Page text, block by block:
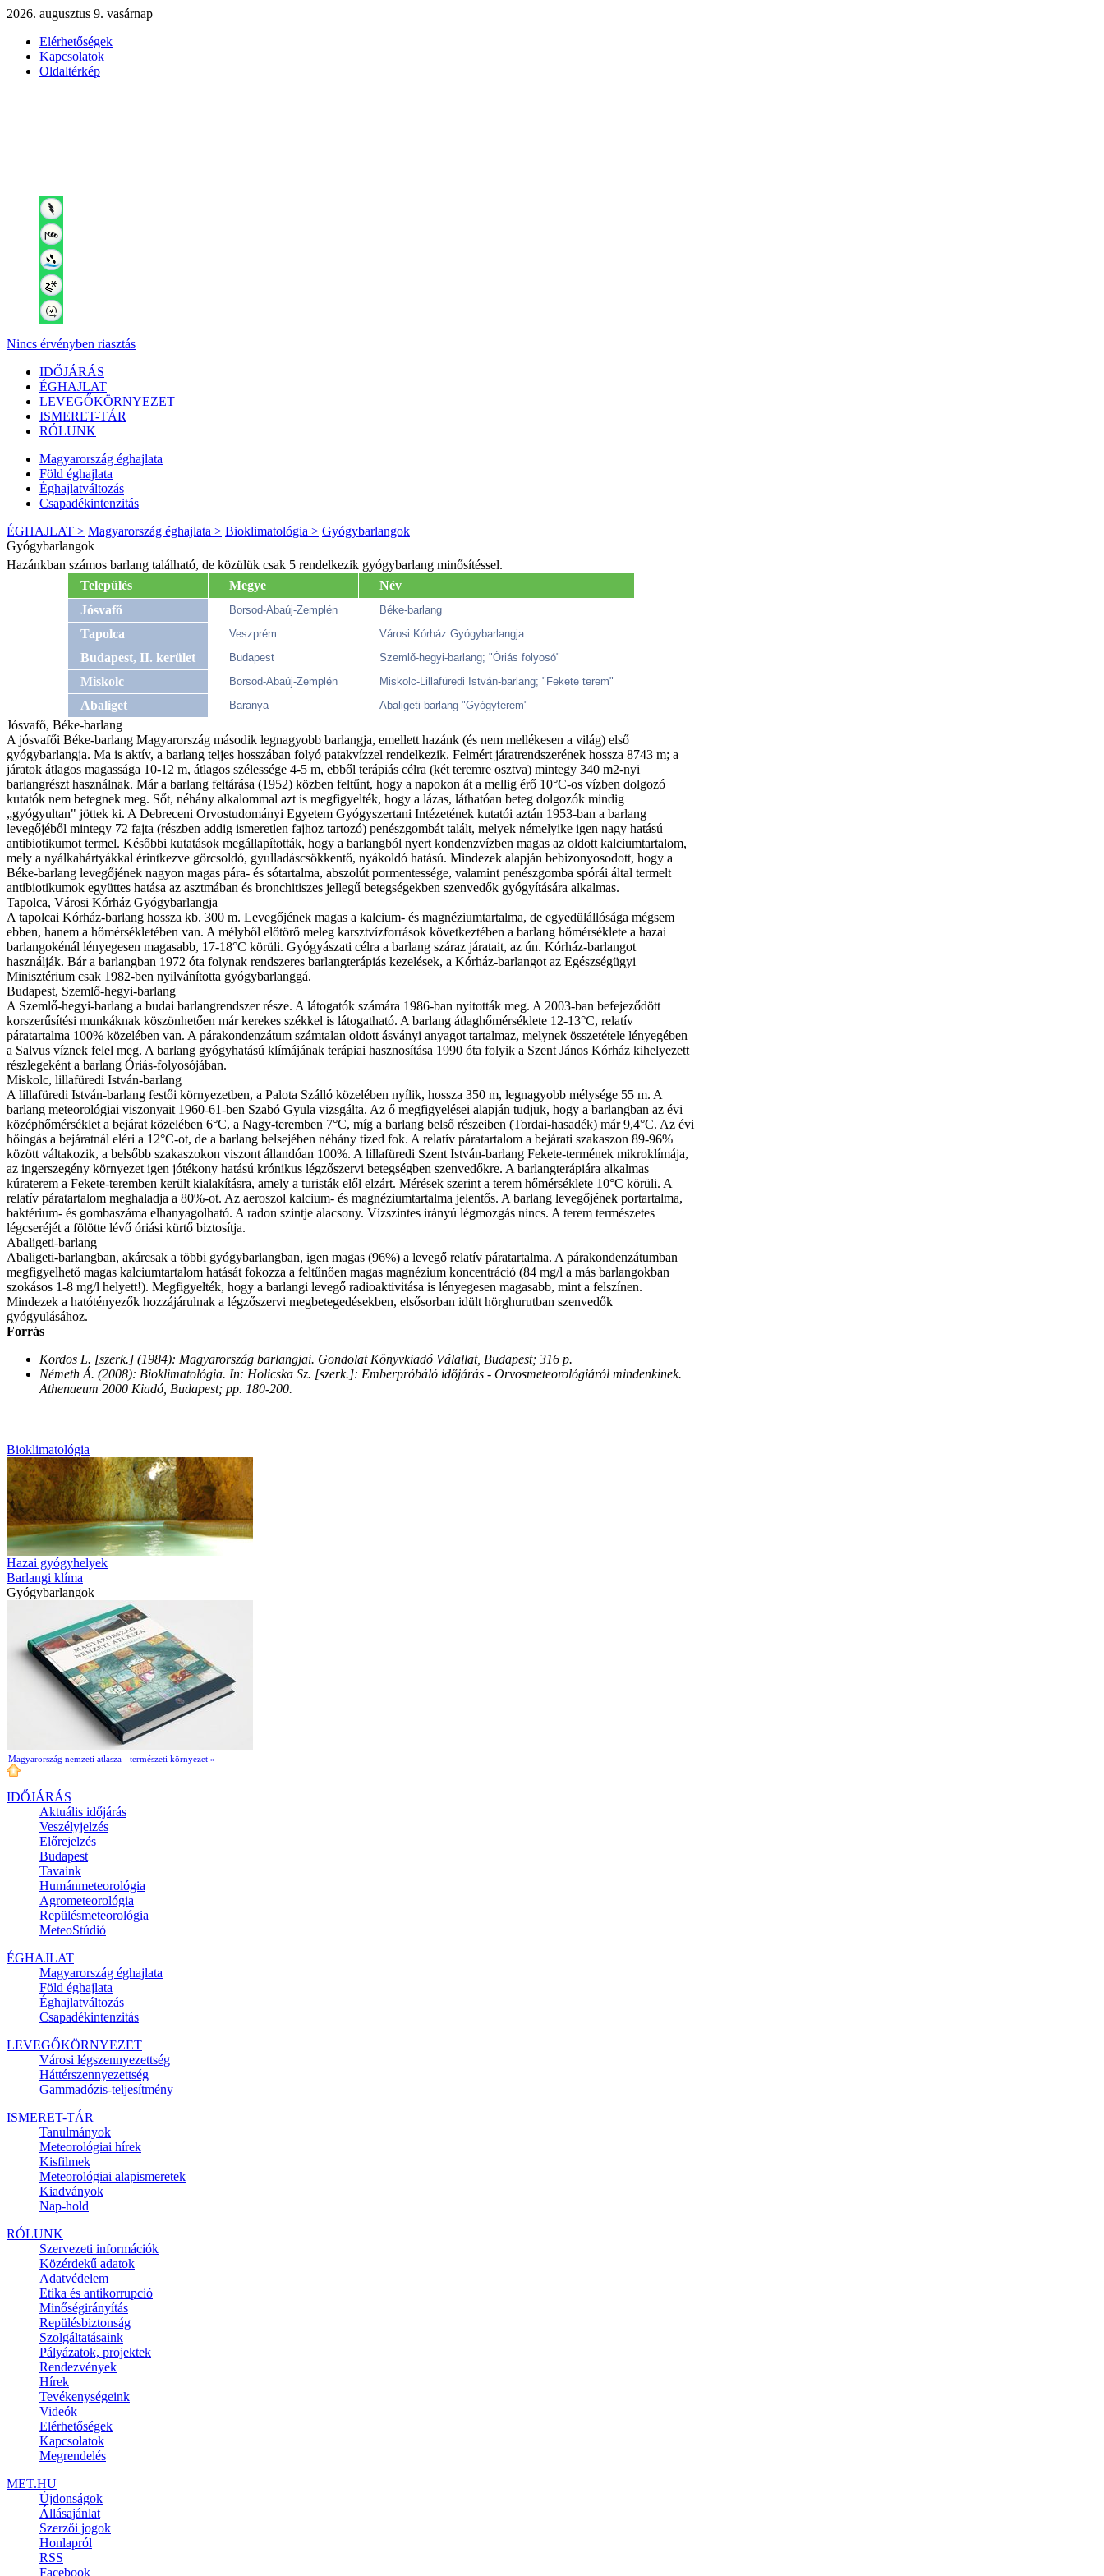
2026. augusztus 9. vasárnap
Elérhetőségek
Kapcsolatok
Oldaltérkép
Nincs érvényben riasztás
IDŐJÁRÁS
ÉGHAJLAT
LEVEGŐKÖRNYEZET
ISMERET-TÁR
RÓLUNK
Magyarország éghajlata
Föld éghajlata
Éghajlatváltozás
Csapadékintenzitás
ÉGHAJLAT > Magyarország éghajlata > Bioklimatológia > Gyógybarlangok
Gyógybarlangok
Hazánkban számos barlang található, de közülük csak 5 rendelkezik gyógybarlang minősítéssel.
Település
Megye
Név
Jósvafő
Borsod-Abaúj-Zemplén Béke-barlang
Tapolca Veszprém Városi Kórház Gyógybarlangja
Budapest, II. kerület Budapest Szemlő-hegyi-barlang; "Óriás folyosó"
Miskolc Borsod-Abaúj-Zemplén Miskolc-Lillafüredi István-barlang; "Fekete terem"
Abaliget Baranya Abaligeti-barlang "Gyógyterem"
Jósvafő, Béke-barlang
A jósvafői Béke-barlang Magyarország második legnagyobb barlangja, emellett hazánk (és nem mellékesen a világ) első
gyógybarlangja. Ma is aktív, a barlang teljes hosszában folyó patakvízzel rendelkezik. Felmért járatrendszerének hossza 8743 m; a
járatok átlagos magassága 10-12 m, átlagos szélessége 4-5 m, ebből terápiás célra (két teremre osztva) mintegy 340 m2-nyi
barlangrészt használnak. Már a barlang feltárása (1952) közben feltűnt, hogy a napokon át a mellig érő 10°C-os vízben dolgozó
kutatók nem betegnek meg. Sőt, néhány alkalommal azt is megfigyelték, hogy a lázas, láthatóan beteg dolgozók mindig
„gyógyultan" jöttek ki. A Debreceni Orvostudományi Egyetem Gyógyszertani Intézetének kutatói aztán 1953-ban a barlang
levegőjéből mintegy 72 fajta (részben addig ismeretlen fajhoz tartozó) penészgombát talált, melyek némelyike igen nagy hatású
antibiotikumot termel. Későbbi kutatások megállapították, hogy a barlangból nyert kondenzvízben magas az oldott kalciumtartalom,
mely a nyálkahártyákkal érintkezve görcsoldó, gyulladáscsökkentő, nyákoldó hatású. Mindezek alapján bebizonyosodott, hogy a
Béke-barlang levegőjének nagyon magas pára- és sótartalma, abszolút pormentessége, valamint penészgomba spórái által termelt
antibiotikumok együttes hatása az asztmában és bronchitiszes jellegű betegségekben szenvedők gyógyítására alkalmas.
Tapolca, Városi Kórház Gyógybarlangja
A tapolcai Kórház-barlang hossza kb. 300 m. Levegőjének magas a kalcium- és magnéziumtartalma, de egyedülállósága mégsem
ebben, hanem a hőmérsékletében van. A mélyből előtörő meleg karsztvízforrások következtében a barlang hőmérséklete a hazai
barlangokénál lényegesen magasabb, 17-18°C körüli. Gyógyászati célra a barlang száraz járatait, az ún. Kórház-barlangot
használják. Bár a barlangban 1972 óta folynak rendszeres barlangterápiás kezelések, a Kórház-barlangot az Egészségügyi
Minisztérium csak 1982-ben nyilvánította gyógybarlanggá.
Budapest, Szemlő-hegyi-barlang
A Szemlő-hegyi-barlang a budai barlangrendszer része. A látogatók számára 1986-ban nyitották meg. A 2003-ban befejeződött
korszerűsítési munkáknak köszönhetően már kerekes székkel is látogatható. A barlang átlaghőmérséklete 12-13°C, relatív
páratartalma 100% közelében van. A párakondenzátum számtalan oldott ásványi anyagot tartalmaz, melynek összetétele lényegében
a Salvus víznek felel meg. A barlang gyógyhatású klímájának terápiai hasznosítása 1990 óta folyik a Szent János Kórház kihelyezett
részlegeként a barlang Óriás-folyosójában.
Miskolc, lillafüredi István-barlang
A lillafüredi István-barlang festői környezetben, a Palota Szálló közelében nyílik, hossza 350 m, legnagyobb mélysége 55 m. A
barlang meteorológiai viszonyait 1960-61-ben Szabó Gyula vizsgálta. Az ő megfigyelései alapján tudjuk, hogy a barlangban az évi
középhőmérséklet a bejárat közelében 6°C, a Nagy-teremben 7°C, míg a barlang belső részeiben (Tordai-hasadék) már 9,4°C. Az évi
hőingás a bejáratnál eléri a 12°C-ot, de a barlang belsejében néhány tized fok. A relatív páratartalom a bejárati szakaszon 89-96%
között váltakozik, a belsőbb szakaszokon viszont állandóan 100%. A lillafüredi Szent István-barlang Fekete-termének mikroklímája,
az ingerszegény környezet igen jótékony hatású krónikus légzőszervi betegségben szenvedőkre. A barlangterápiára alkalmas
kúraterem a Fekete-teremben került kialakításra, amely a turisták elől elzárt. Mérések szerint a terem hőmérséklete 10°C körüli. A
relatív páratartalom meghaladja a 80%-ot. Az aeroszol kalcium- és magnéziumtartalma jelentős. A barlang levegőjének portartalma,
baktérium- és gombaszáma elhanyagolható. A radon szintje alacsony. Vízszintes irányú légmozgás nincs. A terem természetes
légcseréjét a fölötte lévő óriási kürtő biztosítja.
Abaligeti-barlang
Abaligeti-barlangban, akárcsak a többi gyógybarlangban, igen magas (96%) a levegő relatív páratartalma. A párakondenzátumban
megfigyelhető magas kalciumtartalom hatását fokozza a feltűnően magas magnézium koncentráció (84 mg/l a más barlangokban
szokásos 1-8 mg/l helyett!). Megfigyelték, hogy a barlangi levegő radioaktivitása is lényegesen magasabb, mint a felszínen.
Mindezek a hatótényezők hozzájárulnak a légzőszervi megbetegedésekben, elsősorban idült hörghurutban szenvedők
gyógyulásához.
Forrás
Kordos L. [szerk.] (1984): Magyarország barlangjai. Gondolat Könyvkiadó Válallat, Budapest; 316 p.
Németh Á. (2008): Bioklimatológia. In: Holicska Sz. [szerk.]: Emberpróbáló időjárás - Orvosmeteorológiáról mindenkinek.
Athenaeum 2000 Kiadó, Budapest; pp. 180-200.
Bioklimatológia
Hazai gyógyhelyek
Barlangi klíma
Gyógybarlangok
Magyarország nemzeti atlasza - természeti környezet »
IDŐJÁRÁS
Aktuális időjárás
Veszélyjelzés
Előrejelzés
Budapest
Tavaink
Humánmeteorológia
Agrometeorológia
Repülésmeteorológia
MeteoStúdió
ÉGHAJLAT
Magyarország éghajlata
Föld éghajlata
Éghajlatváltozás
Csapadékintenzitás
LEVEGŐKÖRNYEZET
Városi légszennyezettség
Háttérszennyezettség
Gammadózis-teljesítmény
ISMERET-TÁR
Tanulmányok
Meteorológiai hírek
Kisfilmek
Meteorológiai alapismeretek
Kiadványok
Nap-hold
RÓLUNK
Szervezeti információk
Közérdekű adatok
Adatvédelem
Etika és antikorrupció
Minőségirányítás
Repülésbiztonság
Szolgáltatásaink
Pályázatok, projektek
Rendezvények
Hírek
Tevékenységeink
Videók
Elérhetőségek
Kapcsolatok
Megrendelés
MET.HU
Újdonságok
Állásajánlat
Szerzői jogok
Honlapról
RSS
Facebook